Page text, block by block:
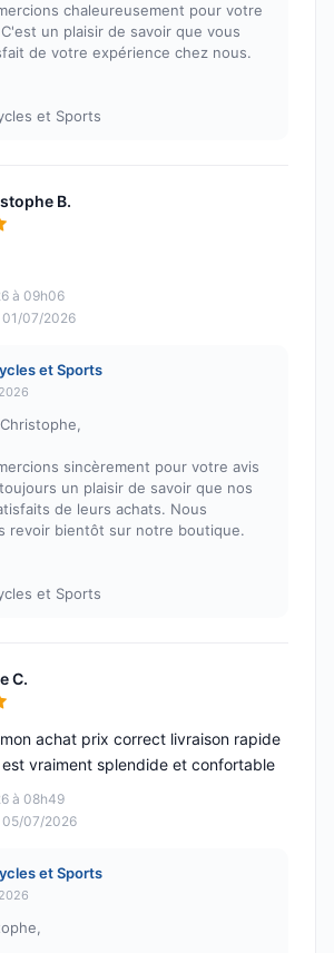
chaleureusement pour votre
un plaisir de savoir que vous
de votre expérience chez nous.
et Sports
B.
5
à 09h06
01/07/2026
et Sports
sincèrement pour votre avis
un plaisir de savoir que nos
de leurs achats. Nous
revoir bientôt sur notre boutique.
et Sports
C.
5
à 08h49
05/07/2026
achat prix correct livraison rapide
est vraiment splendide et confortable
et Sports